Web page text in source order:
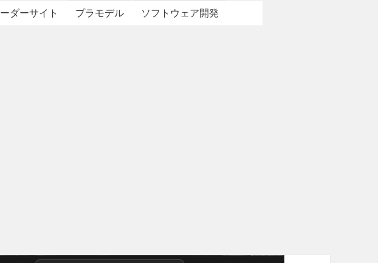
ダーサイト プラモデル ソフトウェア開発